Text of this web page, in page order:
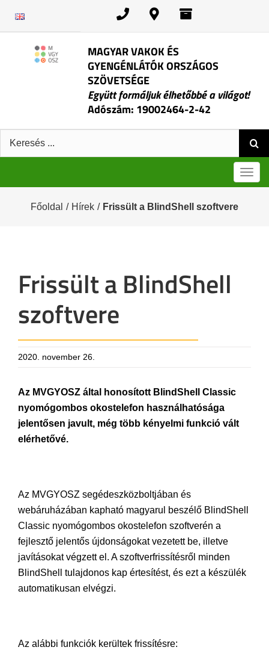
MAGYAR VAKOK ÉS
GYENGÉNLÁTÓK ORSZÁGOS
SZÖVETSÉGE
Együtt formáljuk élhetőbbé a világot!
Adószám: 19002464-2-42
Keresés:
Főoldal / Hírek / Frissült a BlindShell szoftvere
Frissült a BlindShell
szoftvere
2020. november 26.
Az MVGYOSZ által honosított BlindShell Classic
nyomógombos okostelefon használhatósága
jelentősen javult, még több kényelmi funkció vált
elérhetővé.
Az MVGYOSZ segédeszközboltjában és
webáruházában kapható magyarul beszélő BlindShell
Classic nyomógombos okostelefon szoftverén a
fejlesztő jelentős újdonságokat vezetett be, illetve
javításokat végzett el. A szoftverfrissítésről minden
BlindShell tulajdonos kap értesítést, és ezt a készülék
automatikusan elvégzi.
Az alábbi funkciók kerültek frissítésre: